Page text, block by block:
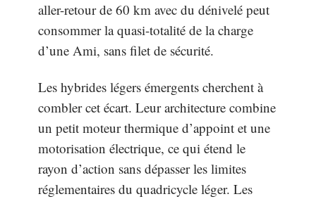
aller-retour de 60 km avec du dénivelé peut
consommer la quasi-totalité de la charge
d’une Ami, sans filet de sécurité.
Les hybrides légers émergents cherchent à
combler cet écart. Leur architecture combine
un petit moteur thermique d’appoint et une
motorisation électrique, ce qui étend le
rayon d’action sans dépasser les limites
réglementaires du quadricycle léger. Les